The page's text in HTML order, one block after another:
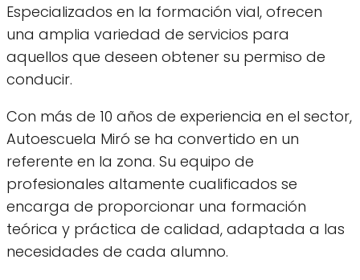
Especializados en la formación vial, ofrecen
una amplia variedad de servicios para
aquellos que deseen obtener su permiso de
conducir.
Con más de 10 años de experiencia en el sector,
Autoescuela Miró se ha convertido en un
referente en la zona. Su equipo de
profesionales altamente cualificados se
encarga de proporcionar una formación
teórica y práctica de calidad, adaptada a las
necesidades de cada alumno.